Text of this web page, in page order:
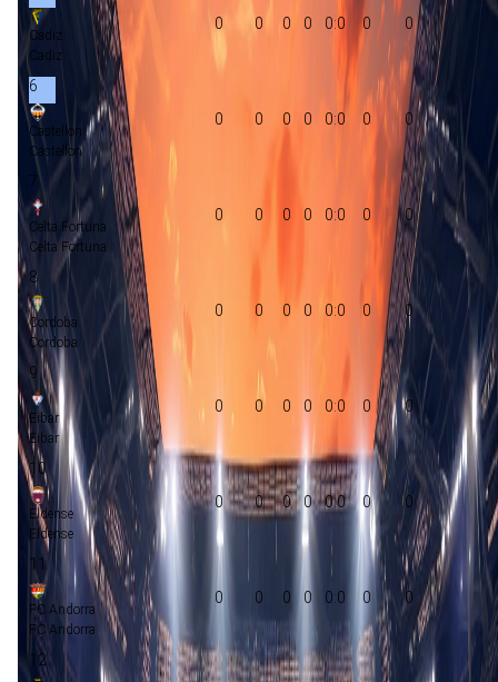
Cadiz
Cadiz
0 0 0 0 0:0 0 0
6
Castellon
Castellon
0 0 0 0 0:0 0 0
7
Celta Fortuna
Celta Fortuna
0 0 0 0 0:0 0 0
8
Cordoba
Cordoba
0 0 0 0 0:0 0 0
9
Eibar
Eibar
0 0 0 0 0:0 0 0
10
Eldense
Eldense
0 0 0 0 0:0 0 0
11
FC Andorra
FC Andorra
0 0 0 0 0:0 0 0
12